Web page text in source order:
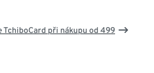
při nákupu od 499